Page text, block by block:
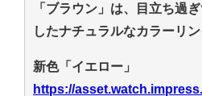
「ブラウン」は、目立ち過
したナチュラルなカラーリン
新色「イエロー」
https://